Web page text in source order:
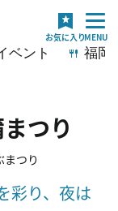
ベント 福岡
つり
まつり
彩り、夜は